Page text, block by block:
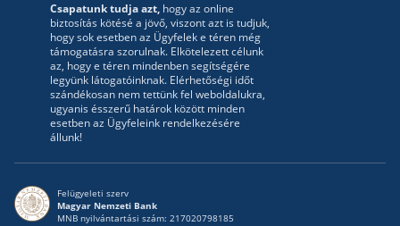
Csapatunk tudja azt, hogy az online
biztosítás kötésé a jövő, viszont azt is tudjuk,
hogy sok esetben az Ügyfelek e téren még
támogatásra szorulnak. Elkötelezett célunk
az, hogy e téren mindenben segítségére
legyünk látogatóinknak. Elérhetőségi időt
szándékosan nem tettünk fel weboldalukra,
ugyanis ésszerű határok között minden
esetben az Ügyfeleink rendelkezésére
állunk!
Felügyeleti szerv
Magyar Nemzeti Bank
MNB nyilvántartási szám: 217020798185